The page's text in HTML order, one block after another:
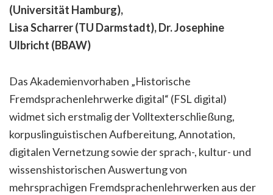
(Universität Hamburg),
Lisa Scharrer (TU Darmstadt), Dr. Josephine
Ulbricht (BBAW)
Das Akademienvorhaben „Historische
Fremdsprachenlehrwerke digital“ (FSL digital)
widmet sich erstmalig der Volltexterschließung,
korpuslinguistischen Aufbereitung, Annotation,
digitalen Vernetzung sowie der sprach-, kultur- und
wissenshistorischen Auswertung von
mehrsprachigen Fremdsprachenlehrwerken aus der